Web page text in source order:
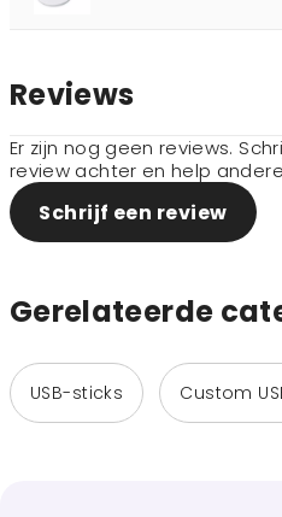
Reviews
Er zijn nog geen reviews.
review achter en help
Schrijf een review
Gerelateerde
USB-sticks Custom